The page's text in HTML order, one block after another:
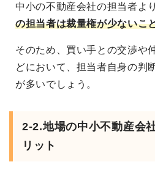
中小の不動産会社の担当者よ
の担当者は裁量権が少ないこ
そのため、買い手との交渉や
どにおいて、担当者自身の判
が多いでしょう。
2-2.地場の中小不動産会
リット